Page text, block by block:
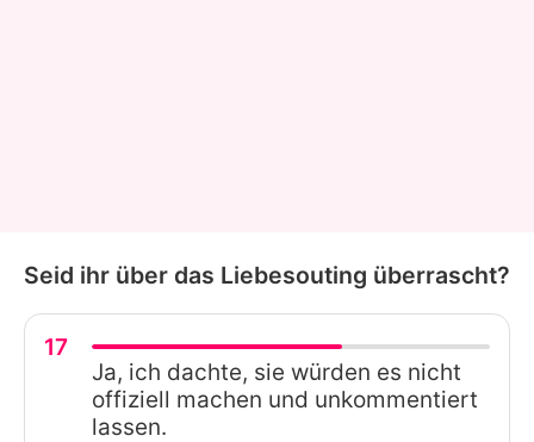
Seid ihr über das Liebesouting überrascht?
17
Ja, ich dachte, sie würden es nicht
offiziell machen und unkommentiert
lassen.